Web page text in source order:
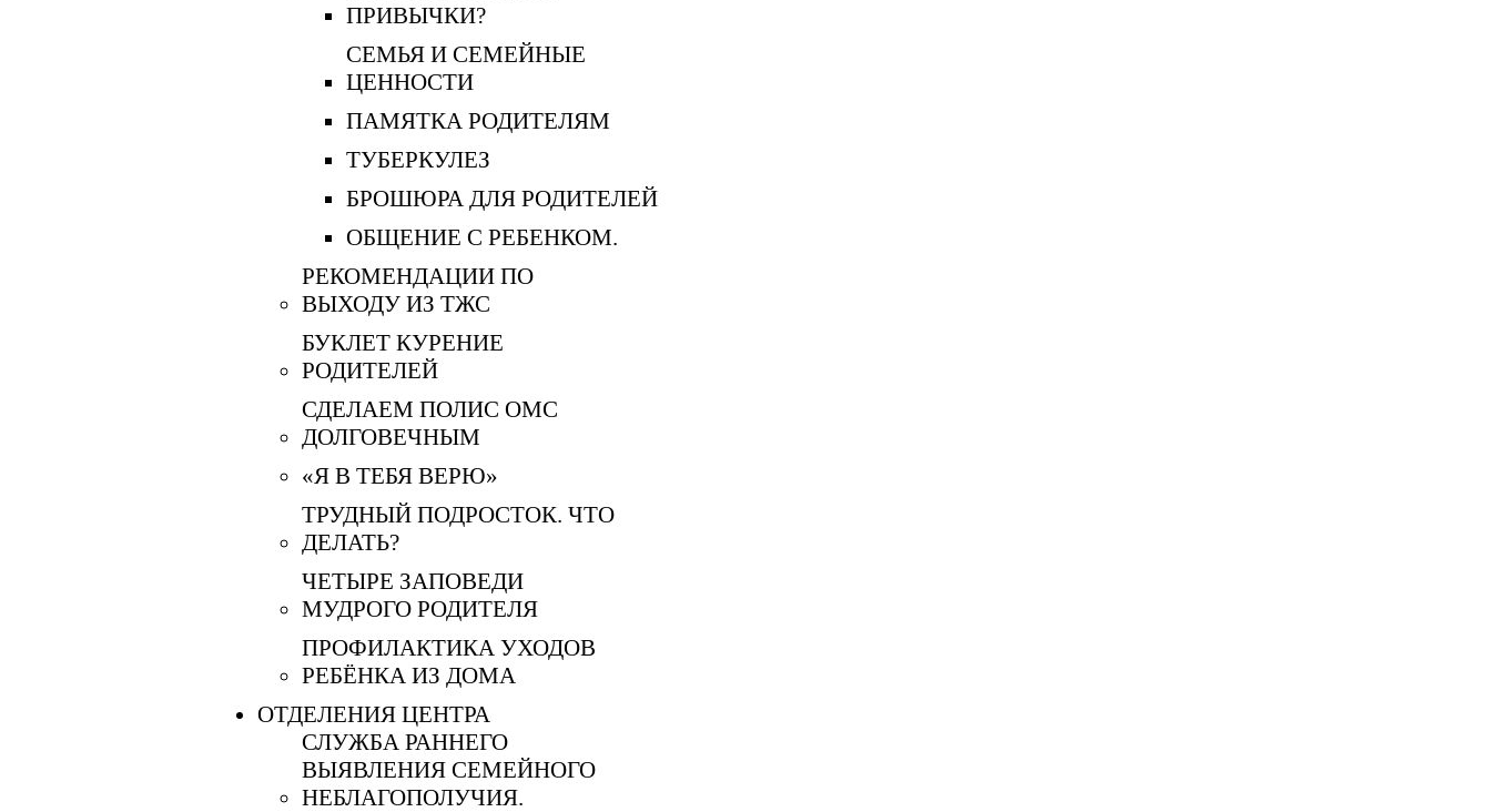
ПРИВЫЧКИ?
СЕМЬЯ И СЕМЕЙНЫЕ
ЦЕННОСТИ
ПАМЯТКА РОДИТЕЛЯМ
ТУБЕРКУЛЕЗ
БРОШЮРА ДЛЯ РОДИТЕЛЕЙ
ОБЩЕНИЕ С РЕБЕНКОМ.
РЕКОМЕНДАЦИИ ПО
ВЫХОДУ ИЗ ТЖС
БУКЛЕТ КУРЕНИЕ
РОДИТЕЛЕЙ
СДЕЛАЕМ ПОЛИС ОМС
ДОЛГОВЕЧНЫМ
«Я В ТЕБЯ ВЕРЮ»
ТРУДНЫЙ ПОДРОСТОК. ЧТО
ДЕЛАТЬ?
ЧЕТЫРЕ ЗАПОВЕДИ
МУДРОГО РОДИТЕЛЯ
ПРОФИЛАКТИКА УХОДОВ
РЕБЁНКА ИЗ ДОМА
ОТДЕЛЕНИЯ ЦЕНТРА
СЛУЖБА РАННЕГО
ВЫЯВЛЕНИЯ СЕМЕЙНОГО
НЕБЛАГОПОЛУЧИЯ.